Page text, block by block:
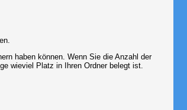
haben können. Wenn Sie die Anzahl der
wieviel Platz in Ihren Ordner belegt ist.